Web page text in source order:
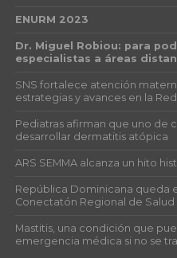
ENURM 2023
Dr. Miguel Robiou: para
especialistas a áreas
SNS fortalece atención
estrategias y avances en la
Pediatras afirman que uno de
desarrollar dermatitis atópica
ARS SEMMA alcanza un hito
República Dominicana queda
Conectatón Regional de
Mastitis, una condición que
emergencia médica si no se